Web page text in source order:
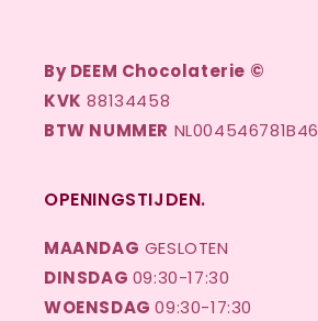
By DEEM Chocolaterie ©
KVK 88134458
BTW NUMMER NL004546781B46
OPENINGSTIJDEN.
MAANDAG GESLOTEN
DINSDAG 09:30-17:30
WOENSDAG09:30-17:30